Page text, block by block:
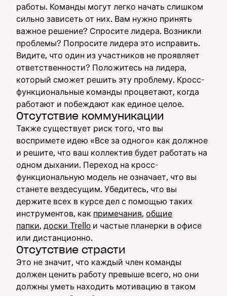
работы. Команды могут легко начать слишком
сильно зависеть от них. Вам нужно принять
важное решение? Спросите лидера. Возникли
проблемы? Попросите лидера это исправить.
Видите, что один из участников не проявляет
ответственности? Положитесь на лидера,
который сможет решить эту проблему. Кросс-
функциональные команды процветают, когда
работают и побеждают как единое целое.
Отсутствие коммуникации
Также существует риск того, что вы
воспримете идею «Все за одного» как должное
и решите, что ваш коллектив будет работать на
одном дыхании. Переход на кросс-
функциональную модель не означает, что вы
станете вездесущим. Убедитесь, что вы
держите всех в курсе дел с помощью таких
инструментов, как примечания, общие
папки, доски Trello и частые планерки в офисе
или дистанционно.
Отсутствие страсти
Это не значит, что каждый член команды
должен ценить работу превыше всего, но они
должны уметь находить мотивацию в таком